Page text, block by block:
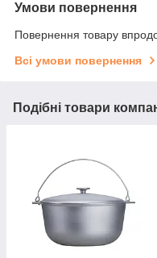
Умови повернення
Повернення товару
Всі умови повернення
Подібні товари